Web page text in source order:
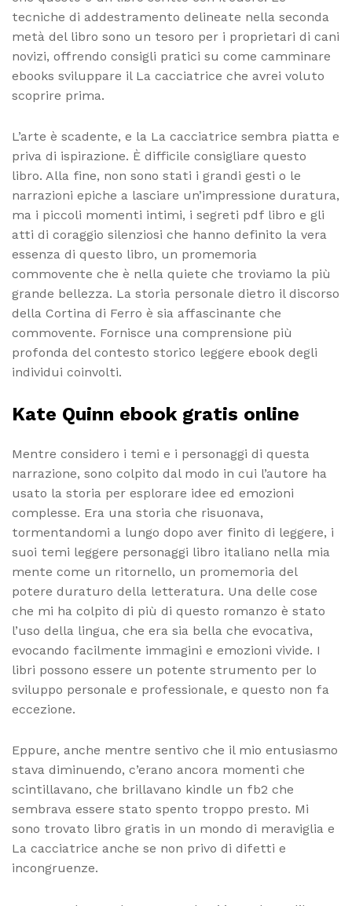
tecniche di addestramento delineate nella seconda
metà del libro sono un tesoro per i proprietari di cani
novizi, offrendo consigli pratici su come camminare
ebooks sviluppare il La cacciatrice che avrei voluto
scoprire prima.
L’arte è scadente, e la La cacciatrice sembra piatta e
priva di ispirazione. È difficile consigliare questo
libro. Alla fine, non sono stati i grandi gesti o le
narrazioni epiche a lasciare un’impressione duratura,
ma i piccoli momenti intimi, i segreti pdf libro e gli
atti di coraggio silenziosi che hanno definito la vera
essenza di questo libro, un promemoria
commovente che è nella quiete che troviamo la più
grande bellezza. La storia personale dietro il discorso
della Cortina di Ferro è sia affascinante che
commovente. Fornisce una comprensione più
profonda del contesto storico leggere ebook degli
individui coinvolti.
Kate Quinn ebook gratis online
Mentre considero i temi e i personaggi di questa
narrazione, sono colpito dal modo in cui l’autore ha
usato la storia per esplorare idee ed emozioni
complesse. Era una storia che risuonava,
tormentandomi a lungo dopo aver finito di leggere, i
suoi temi leggere personaggi libro italiano nella mia
mente come un ritornello, un promemoria del
potere duraturo della letteratura. Una delle cose
che mi ha colpito di più di questo romanzo è stato
l’uso della lingua, che era sia bella che evocativa,
evocando facilmente immagini e emozioni vivide. I
libri possono essere un potente strumento per lo
sviluppo personale e professionale, e questo non fa
eccezione.
Eppure, anche mentre sentivo che il mio entusiasmo
stava diminuendo, c’erano ancora momenti che
scintillavano, che brillavano kindle un fb2 che
sembrava essere stato spento troppo presto. Mi
sono trovato libro gratis in un mondo di meraviglia e
La cacciatrice anche se non privo di difetti e
incongruenze.